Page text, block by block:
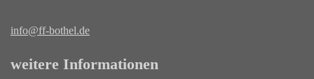
info@ff-bothel.de
weitere Informationen